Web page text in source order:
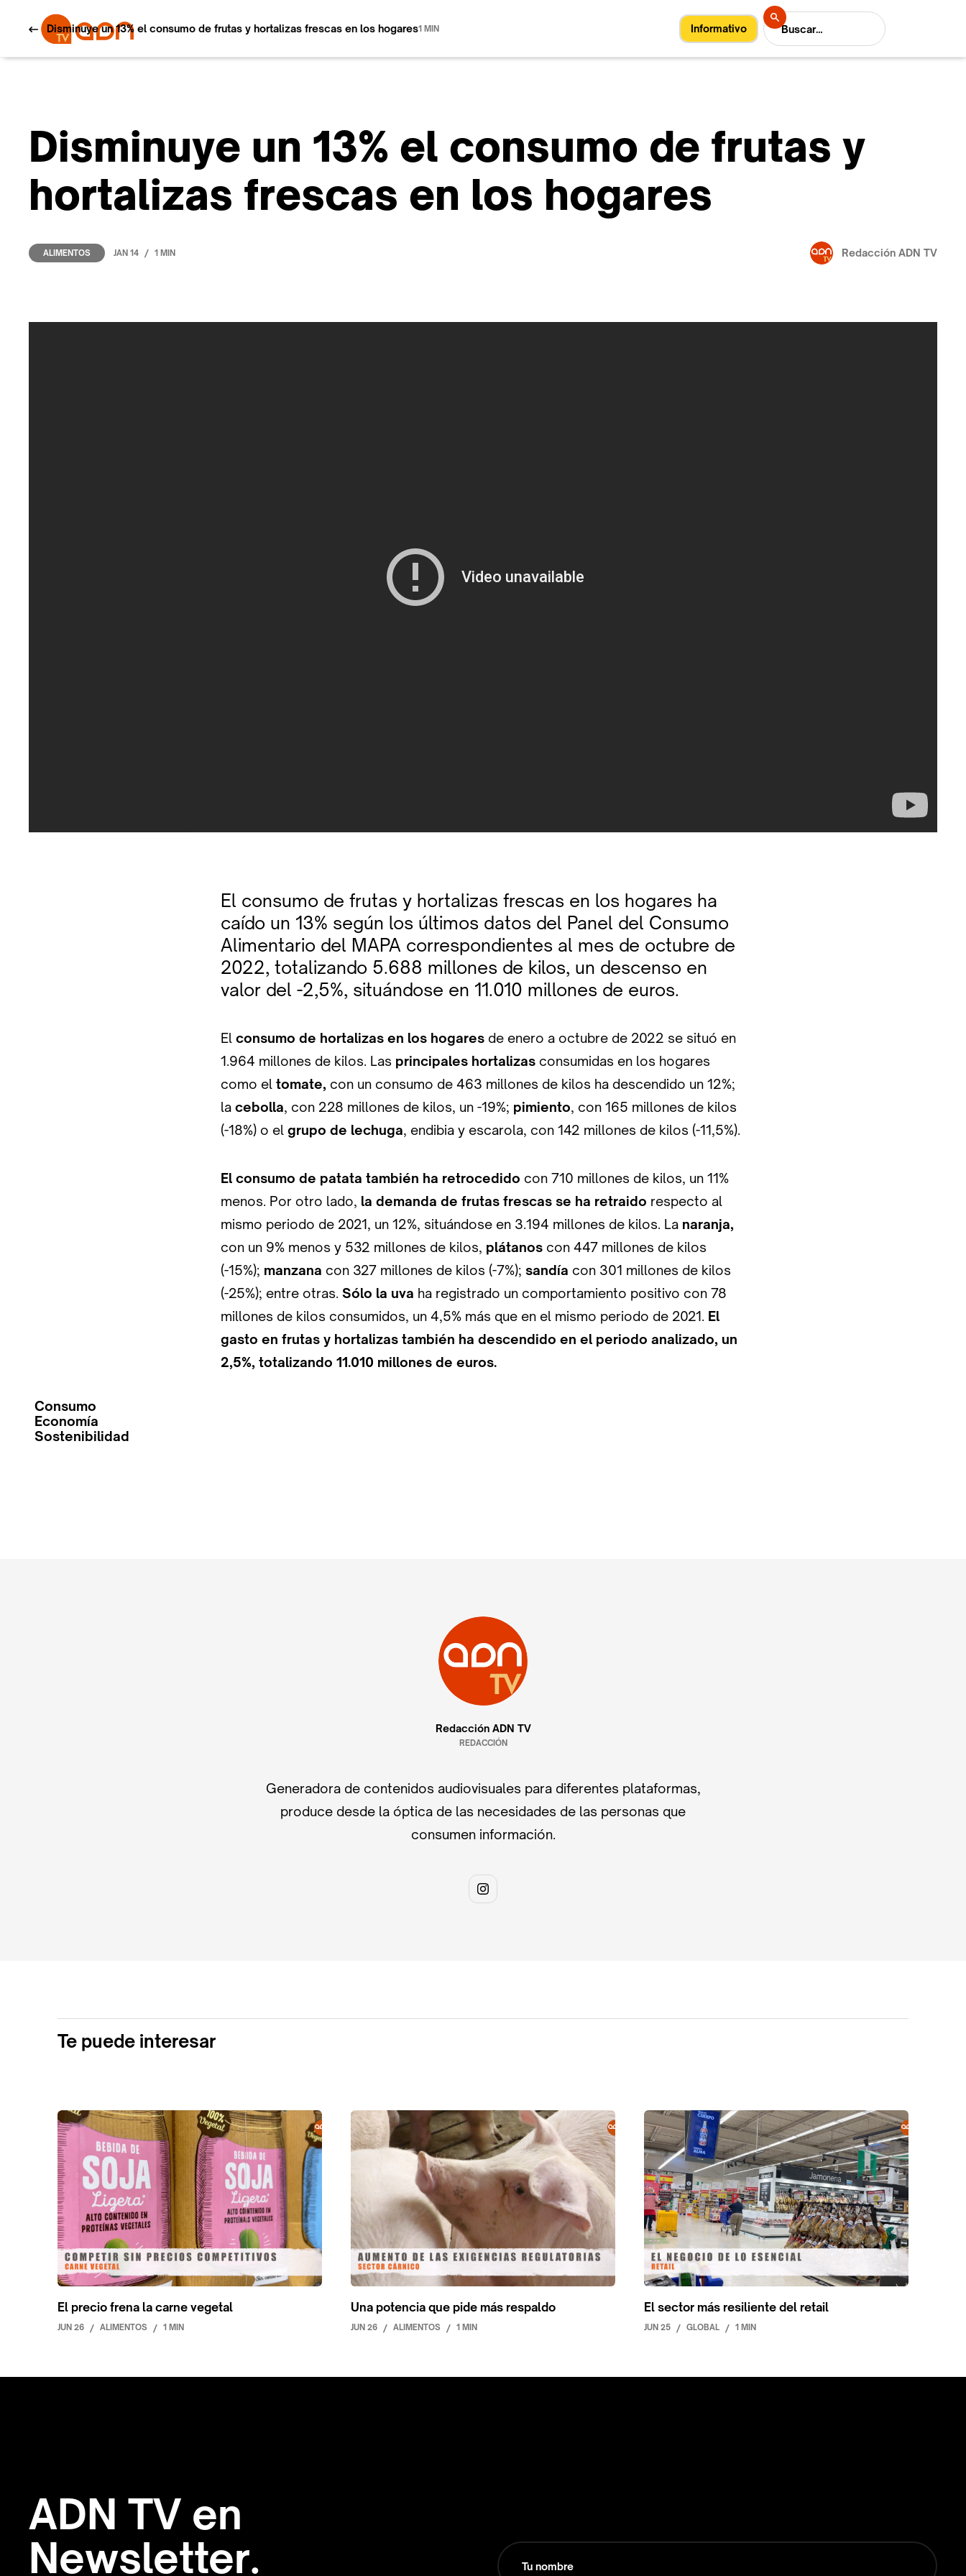
Informativo
Disminuye un 13% el consumo de frutas y hortalizas frescas en los hogares1 MIN
Disminuye un 13% el consumo de frutas y
hortalizas frescas en los hogares
ALIMENTOS JAN 14 / 1 MIN Redacción ADN TV
El consumo de frutas y hortalizas frescas en los hogares ha
caído un 13% según los últimos datos del Panel del Consumo
Alimentario del MAPA correspondientes al mes de octubre de
2022, totalizando 5.688 millones de kilos, un descenso en
valor del -2,5%, situándose en 11.010 millones de euros.
El consumo de hortalizas en los hogares de enero a octubre de 2022 se situó en
1.964 millones de kilos. Las principales hortalizas consumidas en los hogares
como el tomate, con un consumo de 463 millones de kilos ha descendido un 12%;
la cebolla, con 228 millones de kilos, un -19%; pimiento, con 165 millones de kilos
(-18%) o el grupo de lechuga, endibia y escarola, con 142 millones de kilos (-11,5%).
El consumo de patata también ha retrocedido con 710 millones de kilos, un 11%
menos. Por otro lado, la demanda de frutas frescas se ha retraido respecto al
mismo periodo de 2021, un 12%, situándose en 3.194 millones de kilos. La naranja,
con un 9% menos y 532 millones de kilos, plátanos con 447 millones de kilos
(-15%); manzana con 327 millones de kilos (-7%); sandía con 301 millones de kilos
(-25%); entre otras. Sólo la uva ha registrado un comportamiento positivo con 78
millones de kilos consumidos, un 4,5% más que en el mismo periodo de 2021. El
gasto en frutas y hortalizas también ha descendido en el periodo analizado, un
2,5%, totalizando 11.010 millones de euros.
Consumo
Economía
Sostenibilidad
Redacción ADN TV
REDACCIÓN
Generadora de contenidos audiovisuales para diferentes plataformas,
produce desde la óptica de las necesidades de las personas que
consumen información.
Te puede interesar
El precio frena la carne vegetal
JUN 26 / ALIMENTOS / 1 MIN
Una potencia que pide más respaldo
JUN 26 / ALIMENTOS / 1 MIN
El sector más resiliente del retail
JUN 25 / GLOBAL / 1 MIN
ADN TV en
Newsletter.